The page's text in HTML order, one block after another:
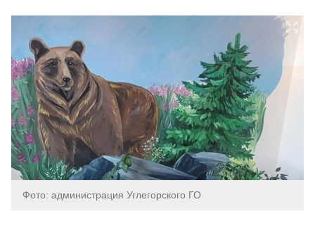
Фото: администрация Углегорского ГО